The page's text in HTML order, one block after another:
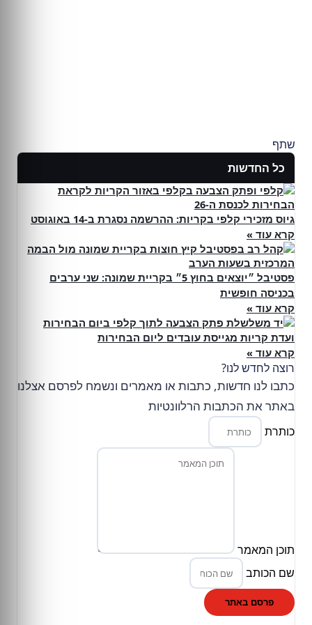
שתף
כל החדשות
גיוס מזכירי קלפי בקריות: ההרשמה נסגרת ב-14 באוגוסט
קרא עוד »
פסטיבל ״יוצאים בחוץ 5״ בקריית שמונה: שני ערבים
בכניסה חופשית
קרא עוד »
ועדת קריות מגייסת עובדים ליום הבחירות
קרא עוד »
רוצה לחדש לנו?
כתבו לנו חדשות, כתבות או מאמרים ונשמח לפרסם אצלנו
באתר את הכתבות הרלוונטיות
כותרת
תוכן המאמר
שם הכותב
פרסם באתר